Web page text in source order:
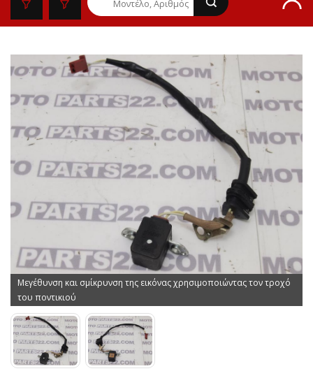
Μεγέθυνση και σμίκρυνση της εικόνας χρησιμοποιώντας τον τροχό
του ποντικιού